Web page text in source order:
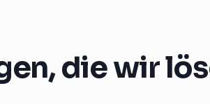
die wir